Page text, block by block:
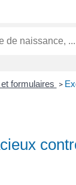
formulaires >